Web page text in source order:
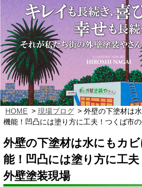
HOME 現場ブログ
外壁の下塗材は
機能！凹凸には塗り方に工夫！つくば市
外壁の下塗材は水にもカ
能！凹凸には塗り方に工
外壁塗装現場